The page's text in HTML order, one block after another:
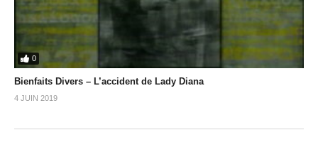
0
Bienfaits Divers – L’accident de Lady Diana
4 JUIN 2019